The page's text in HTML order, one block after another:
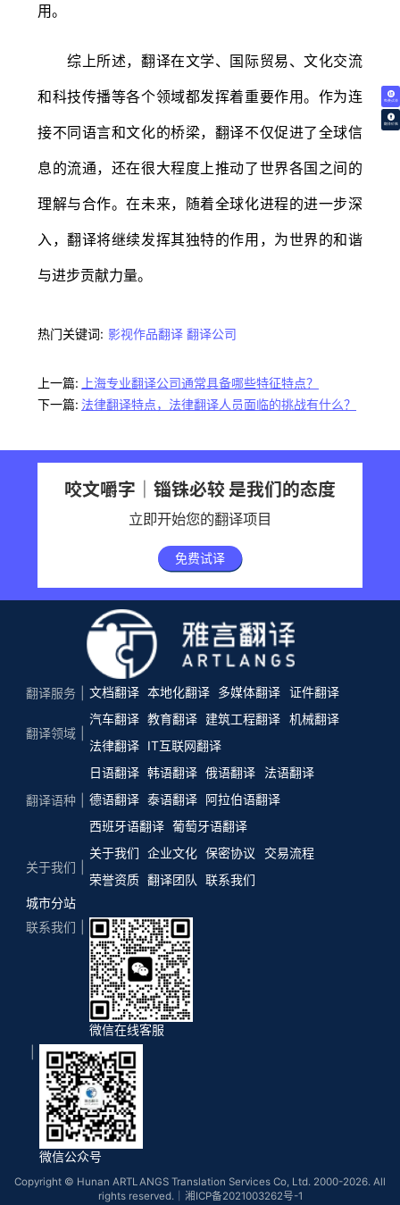
免费试译
翻译价格
用。
综上所述，翻译在文学、国际贸易、文化交流
和科技传播等各个领域都发挥着重要作用。作为连
接不同语言和文化的桥梁，翻译不仅促进了全球信
息的流通，还在很大程度上推动了世界各国之间的
理解与合作。在未来，随着全球化进程的进一步深
入，翻译将继续发挥其独特的作用，为世界的和谐
与进步贡献力量。
热门关键词: 影视作品翻译 翻译公司
上一篇: 上海专业翻译公司通常具备哪些特征特点？
下一篇: 法律翻译特点，法律翻译人员面临的挑战有什么？
咬文嚼字｜锱铢必较 是我们的态度
立即开始您的翻译项目
免费试译
翻译服务 文档翻译 本地化翻译 多媒体翻译 证件翻译
翻译领域
汽车翻译 教育翻译 建筑工程翻译 机械翻译
法律翻译
IT互联网翻译
翻译语种
日语翻译 韩语翻译 俄语翻译
法语翻译
德语翻译 泰语翻译 阿拉伯语翻译
西班牙语翻译 葡萄牙语翻译
关于我们
关于我们 企业文化 保密协议
交易流程
荣誉资质 翻译团队
联系我们
城市分站
联系我们
微信在线客服
微信公众号
Copyright © Hunan ARTLANGS Translation Services Co, Ltd. 2000-2026. All
rights reserved.｜ 湘ICP备2021003262号-1